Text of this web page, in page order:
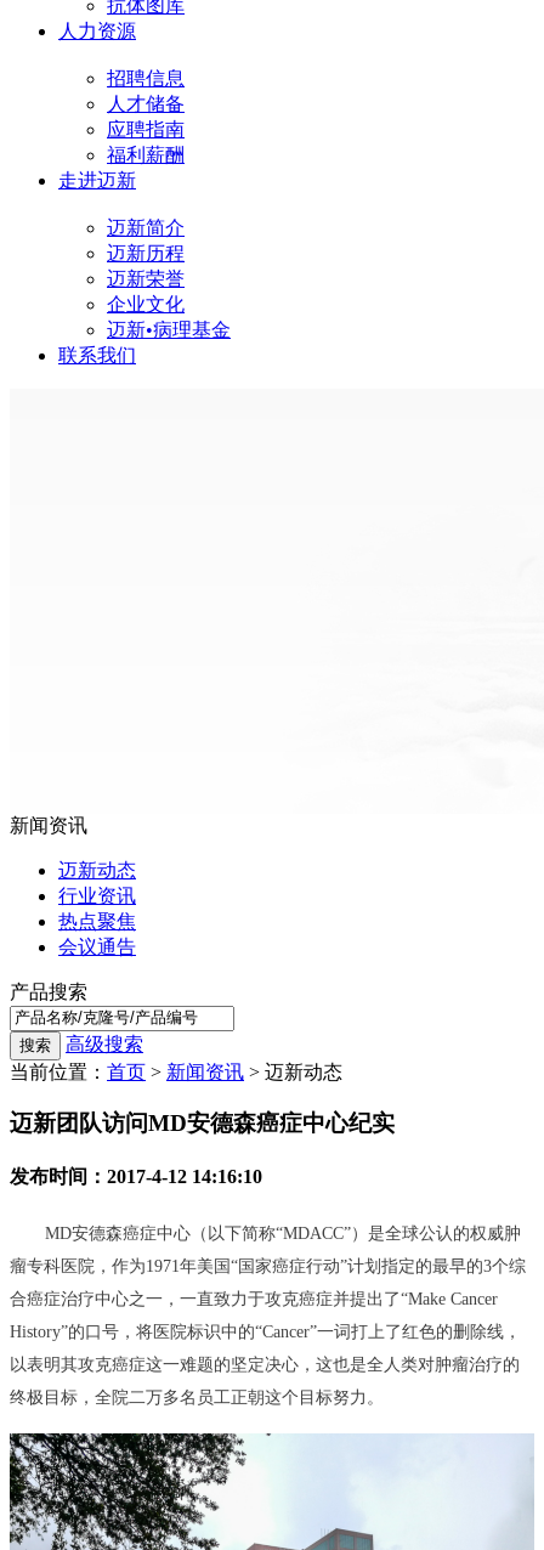
抗体图库
人力资源
招聘信息
人才储备
应聘指南
福利薪酬
走进迈新
迈新简介
迈新历程
迈新荣誉
企业文化
迈新•病理基金
联系我们
新闻资讯
迈新动态
行业资讯
热点聚焦
会议通告
产品搜索
高级搜索
当前位置： 首页 > 新闻资讯 > 迈新动态
迈新团队访问MD安德森癌症中心纪实
发布时间：2017-4-12 14:16:10
MD安德森癌症中心（以下简称“MDACC”）是全球公认的权威肿
瘤专科医院，作为1971年美国“国家癌症行动”计划指定的最早的3个综
合癌症治疗中心之一，一直致力于攻克癌症并提出了“Make Cancer
History”的口号，将医院标识中的“Cancer”一词打上了红色的删除线，
以表明其攻克癌症这一难题的坚定决心，这也是全人类对肿瘤治疗的
终极目标，全院二万多名员工正朝这个目标努力。